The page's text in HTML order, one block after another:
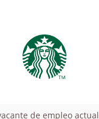
de empleo actual